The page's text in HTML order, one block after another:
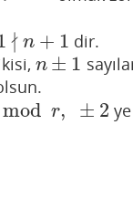
∤ n + 1
∤ n +1 dir.
n ± 1
n±1
mod r, ± 2
modr, ± 2